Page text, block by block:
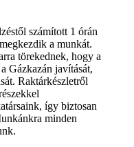
számított 1 órán
a munkát.
törekednek, hogy a
Gázkazán javítását,
Raktárkészletről
így biztosan
minden